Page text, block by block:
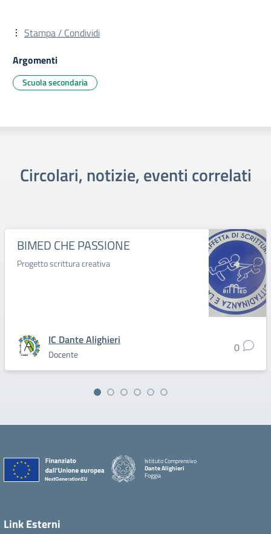
Stampa / Condividi
Argomenti
Scuola secondaria
Circolari, notizie, eventi correlati
BIMED CHE PASSIONE
Progetto scrittura creativa
IC Dante Alighieri
Docente 0
Istituto Comprensivo
Dante Alighieri
Foggia
Link Esterni